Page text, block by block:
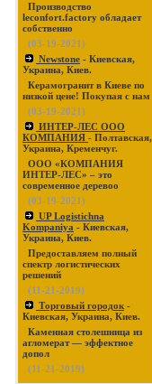
Производство
leconfort.factory обладает
собственно
(03-19-2021)
Newstone - Киевская,
Украина, Киев.
Керамогранит в Киеве по
низкой цене! Покупая с нам
(03-19-2021)
ИНТЕР-ЛЕС ООО
КОМПАНИЯ - Полтавская,
Украина, Кременчуг.
ООО «КОМПАНИЯ
ИНТЕР-ЛЕС» – это
современное деревоо
(03-19-2021)
UP Logistichna
Kompaniya - Киевская,
Украина, Киев.
Предоставляем полный
спектр логистических
решений
(11-21-2019)
Торговый городок -
Киевская, Украина, Киев.
Каменная столешница из
агломерат — эффектное
допол
(11-21-2019)